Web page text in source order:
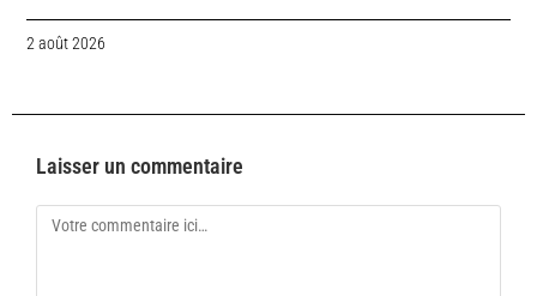
2 août 2026
Laisser un commentaire